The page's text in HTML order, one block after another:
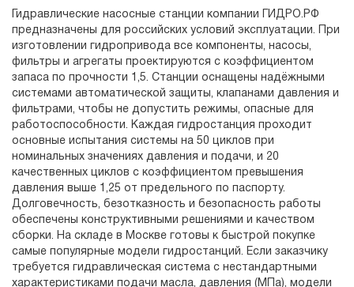
Гидравлические насосные станции компании ГИДРО.РФ
предназначены для российских условий эксплуатации. При
изготовлении гидропривода все компоненты, насосы,
фильтры и агрегаты проектируются с коэффициентом
запаса по прочности 1,5. Станции оснащены надёжными
системами автоматической защиты, клапанами давления и
фильтрами, чтобы не допустить режимы, опасные для
работоспособности. Каждая гидростанция проходит
основные испытания системы на 50 циклов при
номинальных значениях давления и подачи, и 20
качественных циклов с коэффициентом превышения
давления выше 1,25 от предельного по паспорту.
Долговечность, безотказность и безопасность работы
обеспечены конструктивными решениями и качеством
сборки. На складе в Москве готовы к быстрой покупке
самые популярные модели гидростанций. Если заказчику
требуется гидравлическая система с нестандартными
характеристиками подачи масла, давления (МПа), модели